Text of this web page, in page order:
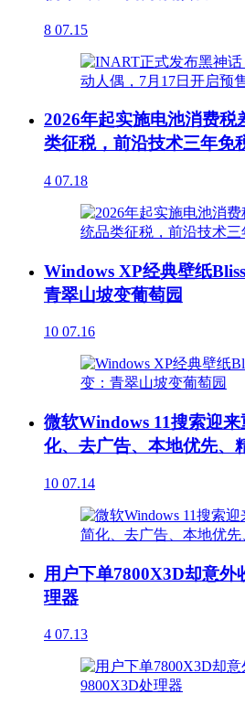
8 07.15
2026年起实施电池消费税
类征税，前沿技术三年免
4 07.18
Windows XP经典壁纸
青翠山坡变葡萄园
10 07.16
微软Windows 11搜索迎
化、去广告、本地优先、
10 07.14
用户下单7800X3D却意外
理器
4 07.13